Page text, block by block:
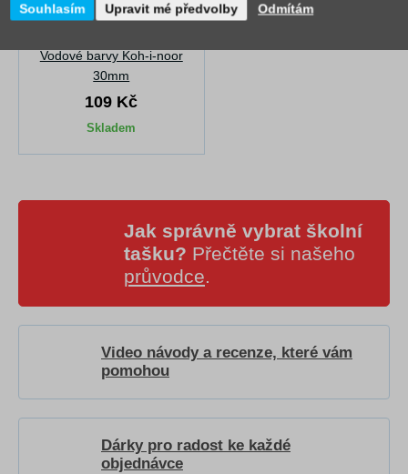
(245)
Vodové barvy Koh-i-noor
30mm
109 Kč
Skladem
Jak správně vybrat školní
tašku? Přečtěte si našeho
průvodce.
Video návody a recenze, které vám
pomohou
Dárky pro radost ke každé
objednávce
Souhlasím Upravit mé předvolby Odmítám